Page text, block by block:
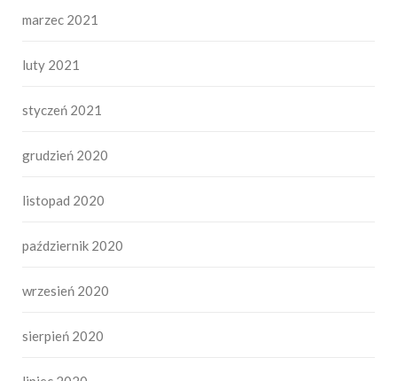
marzec 2021
luty 2021
styczeń 2021
grudzień 2020
listopad 2020
październik 2020
wrzesień 2020
sierpień 2020